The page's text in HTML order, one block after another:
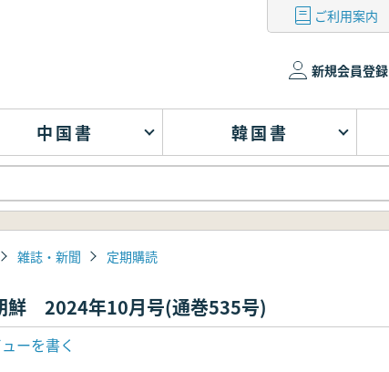
ご利用案内
新規会員登録
中国書 韓国書
雑誌・新聞 定期購読
鮮 2024年10月号(通巻535号)
ーを書く